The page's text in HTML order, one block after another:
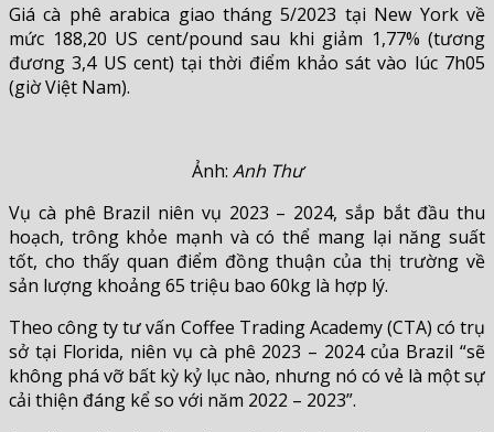
Giá cà phê arabica giao tháng 5/2023 tại New York về
mức 188,20 US cent/pound sau khi giảm 1,77% (tương
đương 3,4 US cent) tại thời điểm khảo sát vào lúc 7h05
(giờ Việt Nam).
Ảnh: Anh Thư
Vụ cà phê Brazil niên vụ 2023 – 2024, sắp bắt đầu thu
hoạch, trông khỏe mạnh và có thể mang lại năng suất
tốt, cho thấy quan điểm đồng thuận của thị trường về
sản lượng khoảng 65 triệu bao 60kg là hợp lý.
Theo công ty tư vấn Coffee Trading Academy (CTA) có trụ
sở tại Florida, niên vụ cà phê 2023 – 2024 của Brazil “sẽ
không phá vỡ bất kỳ kỷ lục nào, nhưng nó có vẻ là một sự
cải thiện đáng kể so với năm 2022 – 2023”.